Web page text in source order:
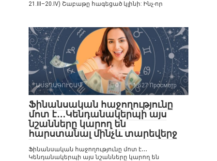
21.III–20.IV) Շաբաթը հագեցած կլինի: Ինչ-որ
ԱՍՏՂԱԳՈՒՇԱԿ 0 1 527 Просмотр
Ֆինանսական հաջողությունը
մոտ է․․․Կենդանակերպի այս
նշանները կարող են
հարստանալ մինչև տարեվերջ
Ֆինանսական հաջողությունը մոտ է․․․
Կենդանակերպի այս նշանները կարող են